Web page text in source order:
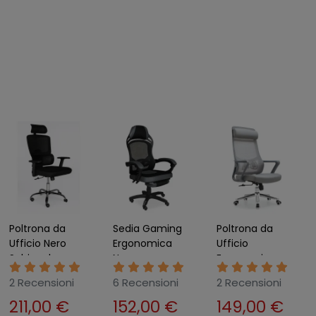
Poltrona da
Ufficio Nero
Schienale
Traspirante
Base Cromata
Regolabile
2 Recensioni
211,00 €
Sedia Gaming
Ergonomica
Nero
Poggiapiedi
Estensibile e
Rete
6 Recensioni
152,00 €
Poltrona da
Ufficio
Ergonomica
Grigio con
Schienale Alto
in Rete
2 Recensioni
149,00 €